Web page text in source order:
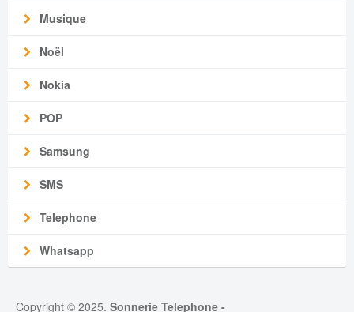
Musique
Noël
Nokia
POP
Samsung
SMS
Telephone
Whatsapp
Copyright © 2025. Sonnerie Telephone -